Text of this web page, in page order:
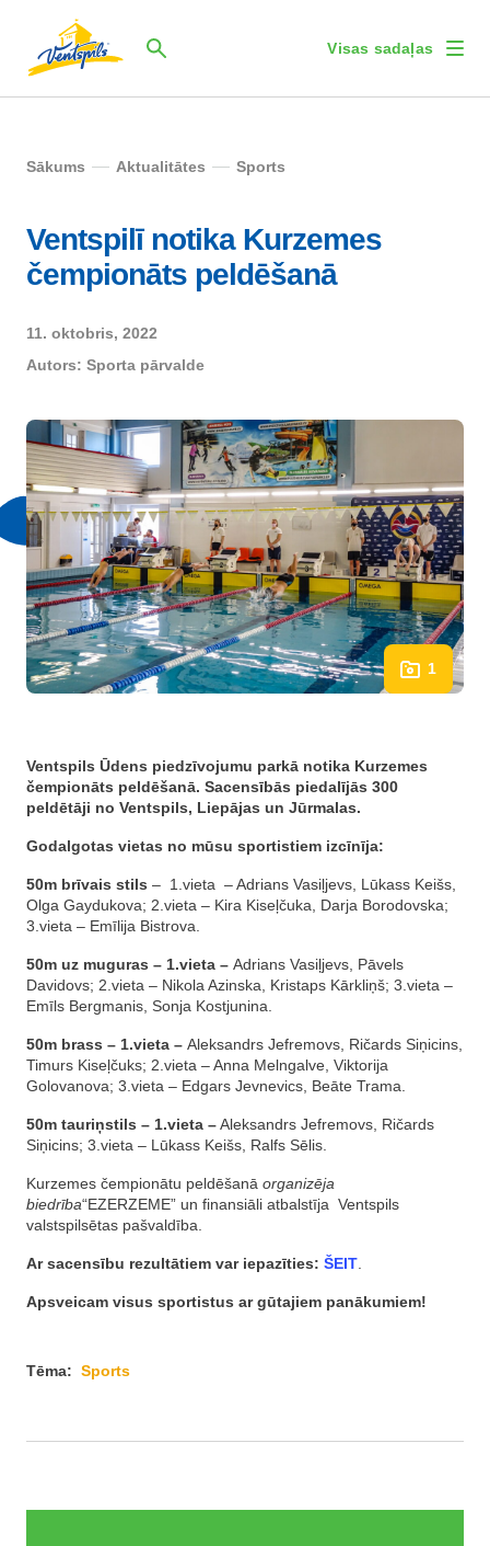
Visas sadaļas
Sākums Aktualitātes Sports
Ventspilī notika Kurzemes
čempionāts peldēšanā
11. oktobris, 2022
Autors: Sporta pārvalde
1
Ventspils Ūdens piedzīvojumu parkā notika Kurzemes
čempionāts peldēšanā. Sacensībās piedalījās 300
peldētāji no Ventspils, Liepājas un Jūrmalas.
Godalgotas vietas no mūsu sportistiem izcīnīja:
50m brīvais stils – 1.vieta – Adrians Vasiļjevs, Lūkass Keišs,
Olga Gaydukova; 2.vieta – Kira Kiseļčuka, Darja Borodovska;
3.vieta – Emīlija Bistrova.
50m uz muguras – 1.vieta – Adrians Vasiļjevs, Pāvels
Davidovs; 2.vieta – Nikola Azinska, Kristaps Kārkliņš; 3.vieta –
Emīls Bergmanis, Sonja Kostjunina.
50m brass – 1.vieta – Aleksandrs Jefremovs, Ričards Siņicins,
Timurs Kiseļčuks; 2.vieta – Anna Melngalve, Viktorija
Golovanova; 3.vieta – Edgars Jevnevics, Beāte Trama.
50m tauriņstils – 1.vieta –Aleksandrs Jefremovs, Ričards
Siņicins; 3.vieta – Lūkass Keišs, Ralfs Sēlis.
Kurzemes čempionātu peldēšanā organizēja
biedrība“EZERZEME” un finansiāli atbalstīja Ventspils
valstspilsētas pašvaldība.
Ar sacensību rezultātiem var iepazīties: ŠEIT
Apsveicam visus sportistus ar gūtajiem panākumiem!
Tēma: Sports